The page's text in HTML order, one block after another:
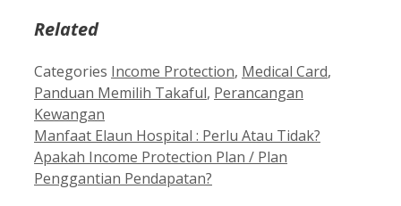
Related
Categories Income Protection, Medical Card,
Panduan Memilih Takaful, Perancangan
Kewangan
Manfaat Elaun Hospital : Perlu Atau Tidak?
Apakah Income Protection Plan / Plan
Penggantian Pendapatan?